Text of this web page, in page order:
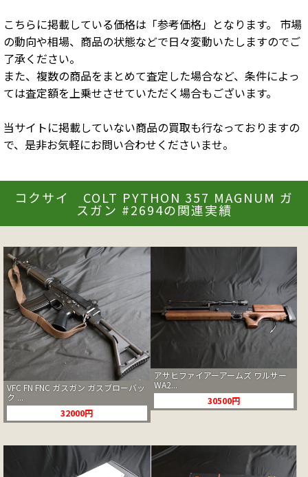
こちらに掲載している価格は「参考価格」となります。 市場
の動向や相場、商品の状態などで日々変動いたしますのでご
了承ください。
また、複数の商品をまとめて査定した場合など、条件によっ
ては査定額を上乗せさせていただく場合もございます。
当サイトに掲載していない商品の買取も行なっておりますの
で、是非お気軽にお問い合わせくださいませ。
コクサイ COLT PYTHON 357 MAGNUM ガ
スガン #2694の関連実績
VFC FN FNC ガスガン ガスブローバッ
ク ...
32000円
アサヒファイアーアームズ ワルサー
WA2...
30500円